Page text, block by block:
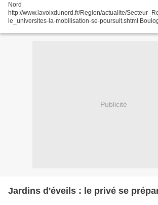
Nord
http://www.lavoixdunord.fr/Region/actualite/
le_universites-la-mobilisation-se-poursuit.shtml
logne_sur_Mer/2009/03/12/article_toujours-autant-d-
Publicité
Jardins d'éveils : le privé se